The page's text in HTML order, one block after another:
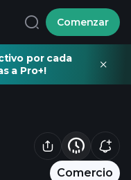
Comenzar
por cada
a Pro+!
Comercio